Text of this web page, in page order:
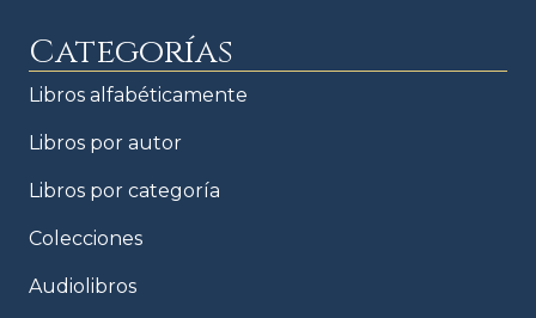
Categorías
Libros alfabéticamente
Libros por autor
Libros por categoría
Colecciones
Audiolibros